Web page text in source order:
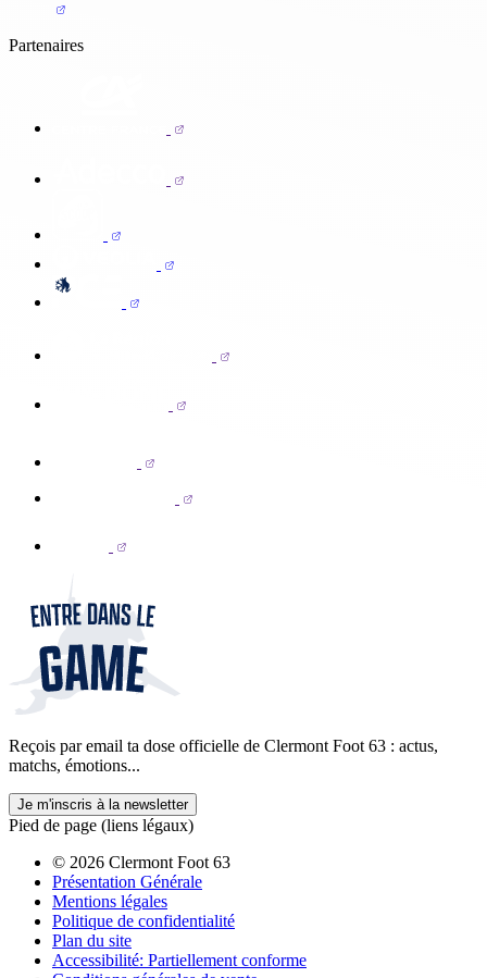
Partenaires
Reçois par email ta dose officielle de Clermont Foot 63 : actus,
matchs, émotions...
Je m'inscris à la newsletter
Pied de page (liens légaux)
© 2026 Clermont Foot 63
Présentation Générale
Mentions légales
Politique de confidentialité
Plan du site
Accessibilité: Partiellement conforme